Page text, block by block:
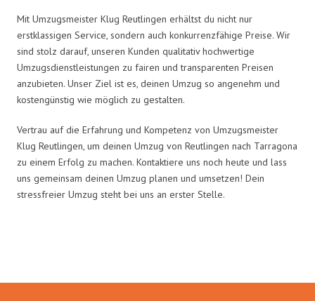
Mit Umzugsmeister Klug Reutlingen erhältst du nicht nur
erstklassigen Service, sondern auch konkurrenzfähige Preise. Wir
sind stolz darauf, unseren Kunden qualitativ hochwertige
Umzugsdienstleistungen zu fairen und transparenten Preisen
anzubieten. Unser Ziel ist es, deinen Umzug so angenehm und
kostengünstig wie möglich zu gestalten.
Vertrau auf die Erfahrung und Kompetenz von Umzugsmeister
Klug Reutlingen, um deinen Umzug von Reutlingen nach Tarragona
zu einem Erfolg zu machen. Kontaktiere uns noch heute und lass
uns gemeinsam deinen Umzug planen und umsetzen! Dein
stressfreier Umzug steht bei uns an erster Stelle.